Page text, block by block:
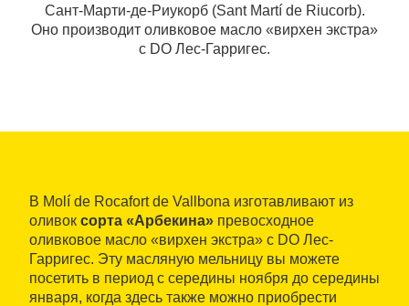
Сант-Марти-де-Риукорб (Sant Martí de Riucorb).
Оно производит оливковое масло «вирхен экстра»
с DO Лес-Гарригес.
В Molí de Rocafort de Vallbona изготавливают из
оливок сорта «Арбекина» превосходное
оливковое масло «вирхен экстра» с DO Лес-
Гарригес. Эту масляную мельницу вы можете
посетить в период с середины ноября до середины
января, когда здесь также можно приобрести